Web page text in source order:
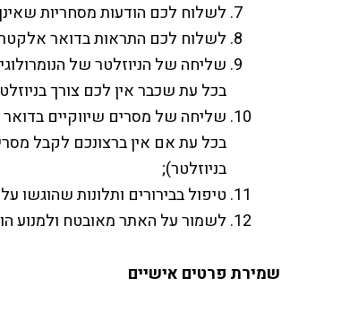
לשלוח לכם הודעות מסחריות
לשלוח לכם התראות בדואר
שליחה של הניוזלטר של
בכל עת שכבר אין לכם צורך
שליחה של מסרים שיווקיים בדואר
בכל עת אם אין ברצונכם לקבל
בניוזלטר);
טיפול בבירורים ותלונות שהוגשו
לשמור על האתר מאובטח ולמנוע
שמירת פרטים אישיים